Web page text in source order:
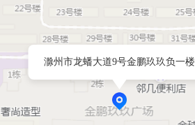
滁州市龙蟠大道9号金鹏玖玖负一楼